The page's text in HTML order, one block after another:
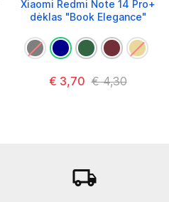
Xiaomi Redmi Note 14 Pro+
dėklas "Book Elegance"
€ 3,70 € 4,30
local_shipping